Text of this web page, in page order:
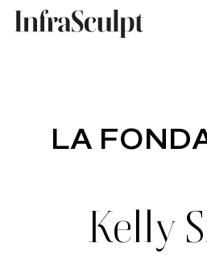
main
LA
Kelly